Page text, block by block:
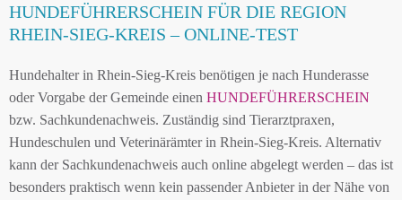
HUNDEFÜHRERSCHEIN FÜR DIE REGION
RHEIN-SIEG-KREIS – ONLINE-TEST
Hundehalter in Rhein-Sieg-Kreis benötigen je nach Hunderasse
oder Vorgabe der Gemeinde einen HUNDEFÜHRERSCHEIN
bzw. Sachkundenachweis. Zuständig sind Tierarztpraxen,
Hundeschulen und Veterinärämter in Rhein-Sieg-Kreis. Alternativ
kann der Sachkundenachweis auch online abgelegt werden – das ist
besonders praktisch wenn kein passender Anbieter in der Nähe von